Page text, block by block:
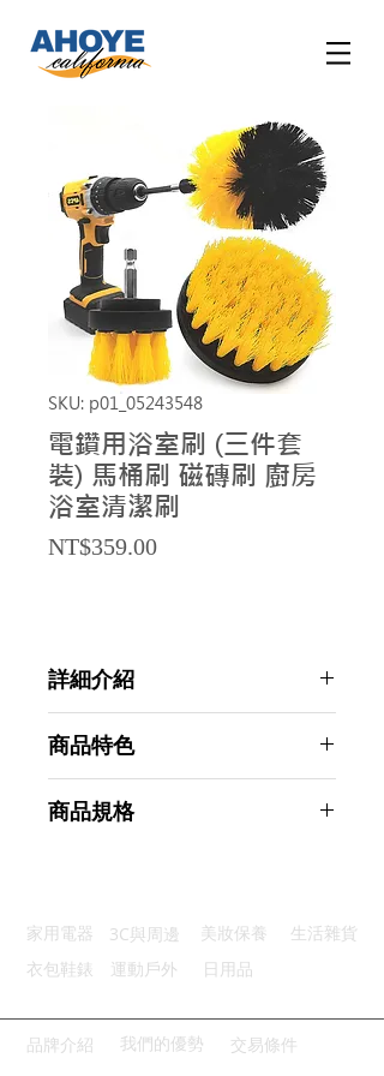
SKU: p01_05243548
電鑽用浴室刷 (三件套
裝) 馬桶刷 磁磚刷 廚房
浴室清潔刷
NT$359.00Price
詳細介紹
商品特色
三種刷頭：三種不同優質功能刷頭
商品規格
主要材質：塑料
商品尺寸：20*18*10cm
產地名稱：中國大陸
代理商：亞桓有限公司
家用電器 3C與周邊 美妝保養
生活雜貨
衣包鞋錶
運動戶外 日用品
品牌介紹 我們的優勢 交易條件